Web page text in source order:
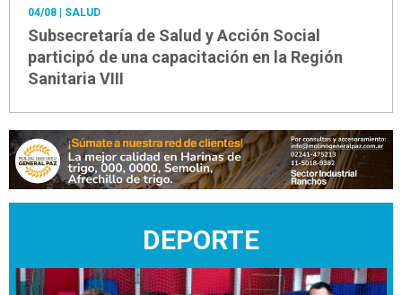
04/08 | SALUD
Subsecretaría de Salud y Acción Social
participó de una capacitación en la Región
Sanitaria VIII
DEPORTE